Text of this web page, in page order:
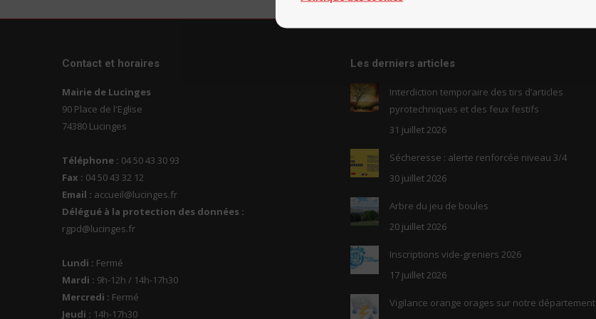
Contact et horaires
Mairie de Lucinges
90 Place de l'Eglise
74380 Lucinges
Téléphone : 04 50 43 30 93
Fax : 04 50 43 32 12
Email : accueil@lucinges.fr
Délégué à la protection des données :
rgpd@lucinges.fr
Lundi : Fermé
Mardi : 9h-12h / 14h-17h30
Mercredi : Fermé
Jeudi : 14h-17h30
Les derniers articles
Interdiction temporaire des tirs d’articles
pyrotechniques et des feux festifs
31 juillet 2026
Sécheresse : alerte renforcée niveau 3/4
30 juillet 2026
Arbre du jeu de boules
20 juillet 2026
Inscriptions vide-greniers 2026
17 juillet 2026
Vigilance orange orages sur notre département